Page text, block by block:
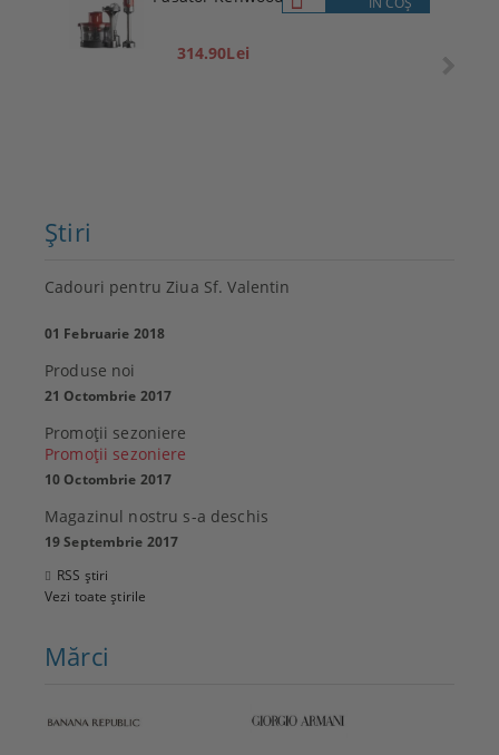
314.90Lei
Ştiri
Cadouri pentru Ziua Sf. Valentin
01 Februarie 2018
Produse noi
21 Octombrie 2017
Promoţii sezoniere
Promoţii sezoniere
10 Octombrie 2017
Magazinul nostru s-a deschis
19 Septembrie 2017
RSS știri
Vezi toate știrile
Mărci